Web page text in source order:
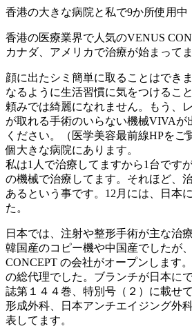
香港の大きな病院と私で9か所使用中
香港の医療業界で人気のVENUS
カナダ、アメリカで治療が始まってま
顔に出たシミ簡単に取ることはでき
なるように生活習慣に気をつけるこ
頼みでは綺麗になれません。もう、
が取れる手術のいらない機械VIVAが
ください。（医学美容最前線HPをご
個大きな病院にあります。
私は1人で治療してますから1台です
の機械で治療してます。それほど、
あるという事です。12月には、日本
た。
日本では、注射や整形手術が主な治
韓国産のコピー機や中国産でしたが
CONCEPT の会社がオープンします
の総代理でした。ブランチが日本に
誌第１４４巻、特別号（２）に載せ
形成外科、日本アンチエイジング外
表してます。